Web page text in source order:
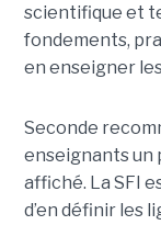
scientifique et
fondements,
en enseigner
Seconde
enseignants un
affiché. La SFI
d’en définir les